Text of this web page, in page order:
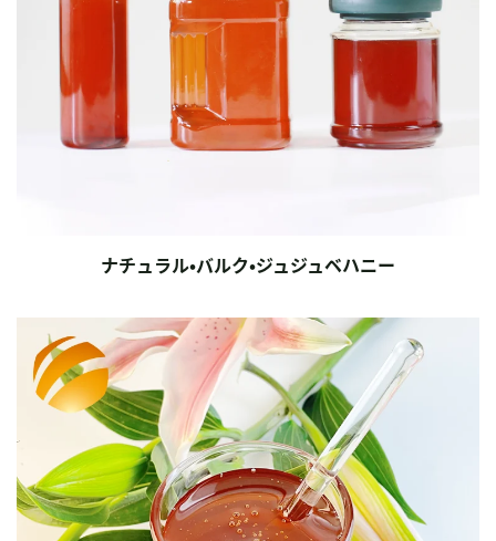
ナチュラル・バルク・ジュジュベハニー